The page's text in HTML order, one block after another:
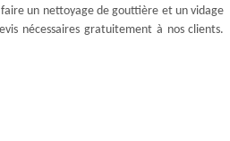
un nettoyage de gouttière et un vidage
nécessaires gratuitement à nos clients.